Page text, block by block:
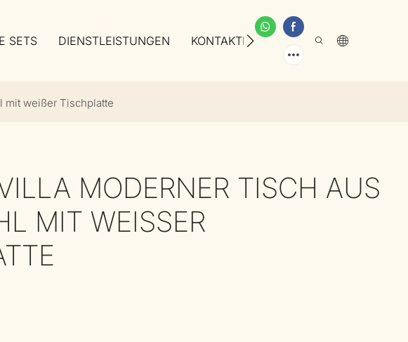
SETS DIENSTLEISTUNGEN KONTAKTIEREN SIE UNS ÜBER UNS
mit weißer Tischplatte
MODERNER TISCH AUS
MIT WEISSER T